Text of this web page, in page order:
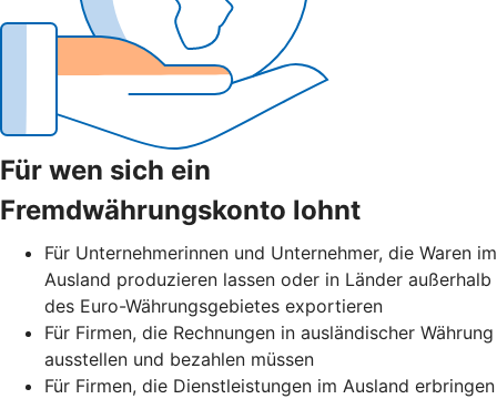
Für wen sich ein
Fremdwährungskonto lohnt
Für Unternehmerinnen und Unternehmer, die Waren im
Ausland produzieren lassen oder in Länder außerhalb
des Euro-Währungsgebietes exportieren
Für Firmen, die Rechnungen in ausländischer Währung
ausstellen und bezahlen müssen
Für Firmen, die Dienstleistungen im Ausland erbringen